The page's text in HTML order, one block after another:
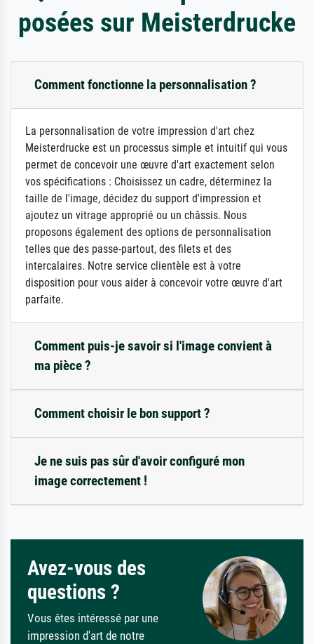
posées sur Meisterdrucke
Comment fonctionne la personnalisation ?
La personnalisation de votre impression d'art chez
Meisterdrucke est un processus simple et intuitif qui vous
permet de concevoir une œuvre d'art exactement selon
vos spécifications : Choisissez un cadre, déterminez la
taille de l'image, décidez du support d'impression et
ajoutez un vitrage approprié ou un châssis. Nous
proposons également des options de personnalisation
telles que des passe-partout, des filets et des
intercalaires. Notre service clientèle est à votre
disposition pour vous aider à concevoir votre œuvre d'art
parfaite.
Comment puis-je savoir si l'image convient à
ma pièce ?
Comment choisir le bon support ?
Je ne suis pas sûr d'avoir configuré mon
image correctement !
Avez-vous des
questions ?
Vous êtes intéressé par une
impression d'art de notre